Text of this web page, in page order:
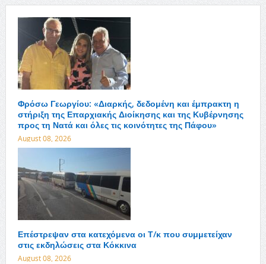
Φρόσω Γεωργίου: «Διαρκής, δεδομένη και έμπρακτη η
στήριξη της Επαρχιακής Διοίκησης και της Κυβέρνησης
προς τη Νατά και όλες τις κοινότητες της Πάφου»
August 08, 2026
Επέστρεψαν στα κατεχόμενα οι Τ/κ που συμμετείχαν
στις εκδηλώσεις στα Κόκκινα
August 08, 2026